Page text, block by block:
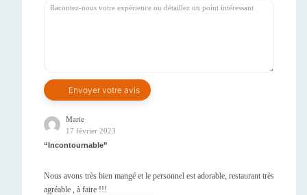
Marie
17 février 2023
Incontournable
Nous avons très bien mangé et le personnel est adorable, restaurant très
agréable , à faire !!!